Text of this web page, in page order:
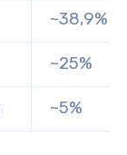
~38,9%
~25%
~5%